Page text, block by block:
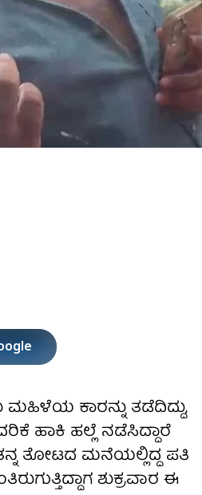
ಕಾರನ್ನು ತಡೆದಿದ್ದು,
ಹಾಕಿ ಹಲ್ಲೆ ನಡೆಸಿದ್ದಾರೆ
ತೋಟದ ಮನೆಯಲ್ಲಿದ್ದ ಪತಿ
ಶುಕ್ರವಾರ ಈ